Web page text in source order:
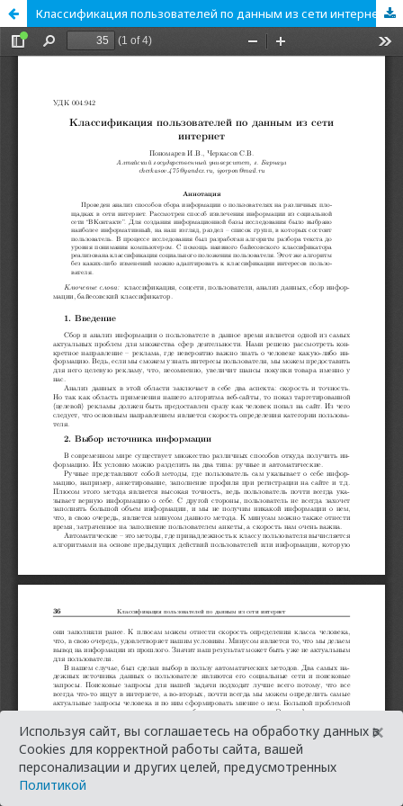
Классификация пользователей по данным из сети интернет
Используя сайт, вы соглашаетесь на обработку данных в
Cookies для корректной работы сайта, вашей
персонализации и других целей, предусмотренных
Политикой
×